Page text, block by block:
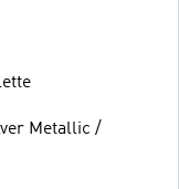
Metallic /